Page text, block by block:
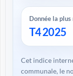
Donnée la plus
T4 2025
Cet indice
communale, le